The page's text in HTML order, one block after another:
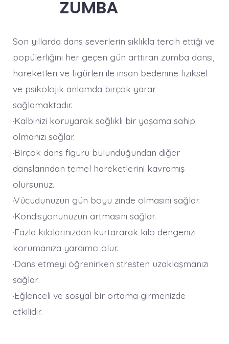
ZUMBA
Son yıllarda dans severlerin sıklıkla tercih ettiği ve
popülerliğini her geçen gün arttıran zumba dansı,
hareketleri ve figürleri ile insan bedenine fiziksel
ve psikolojik anlamda birçok yarar
sağlamaktadır.
·Kalbinizi koruyarak sağlıklı bir yaşama sahip
olmanızı sağlar.
·Birçok dans figürü bulunduğundan diğer
danslarından temel hareketlerini kavramış
olursunuz.
·Vücudunuzun gün boyu zinde olmasını sağlar.
·Kondisyonunuzun artmasını sağlar.
·Fazla kilolarınızdan kurtararak kilo dengenizi
korumanıza yardımcı olur.
·Dans etmeyi öğrenirken stresten uzaklaşmanızı
sağlar.
·Eğlenceli ve sosyal bir ortama girmenizde
etkilidir.